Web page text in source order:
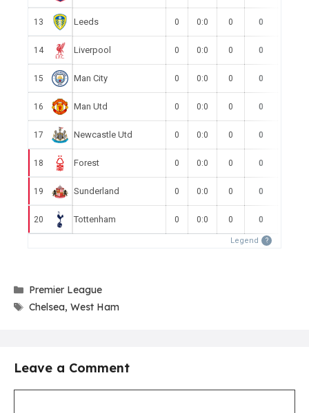
13 Leeds 0 0:0 0 0
14 Liverpool 0 0:0 0 0
15 Man City 0 0:0 0 0
16 Man Utd 0 0:0 0 0
17 Newcastle Utd 0 0:0 0 0
18 Forest 0 0:0 0 0
19 Sunderland 0 0:0 0 0
20 Tottenham 0 0:0 0 0
Legend ?
Categories
Premier League
Tags
Chelsea,West Ham
Leave a Comment